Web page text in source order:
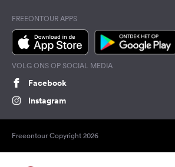
FREEONTOUR APPS
VOLG ONS OP SOCIAL MEDIA
Facebook
Instagram
Freeontour Copyright 2026